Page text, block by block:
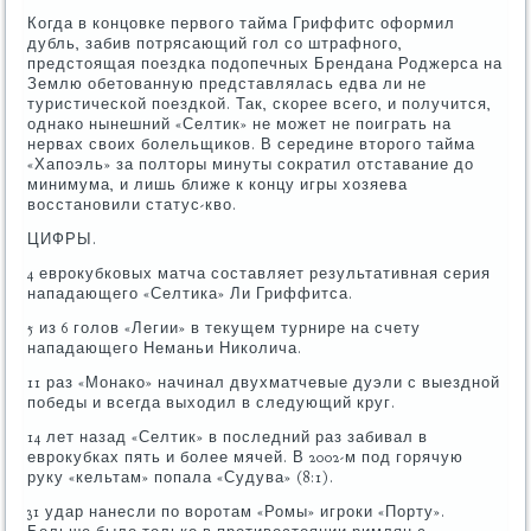
Когда в концовке первого тайма Гриффитс оформил
дубль, забив потрясающий гол со штрафного,
предстоящая поездка подопечных Брендана Роджерса на
Землю обетованную представлялась едва ли не
туристической поездкой. Так, скорее всего, и получится,
однако нынешний «Селтик» не может не поиграть на
нервах своих болельщиков. В середине второго тайма
«Хапоэль» за полторы минуты сократил отставание до
минимума, и лишь ближе к концу игры хозяева
восстановили статус-кво.
ЦИФРЫ.
4 еврокубковых матча составляет результативная серия
нападающего «Селтика» Ли Гриффитса.
5 из 6 голов «Легии» в текущем турнире на счету
нападающего Неманьи Николича.
11 раз «Монако» начинал двухматчевые дуэли с выездной
победы и всегда выходил в следующий круг.
14 лет назад «Селтик» в последний раз забивал в
еврокубках пять и более мячей. В 2002-м под горячую
руку «кельтам» попала «Судува» (8:1).
31 удар нанесли по воротам «Ромы» игроки «Порту».